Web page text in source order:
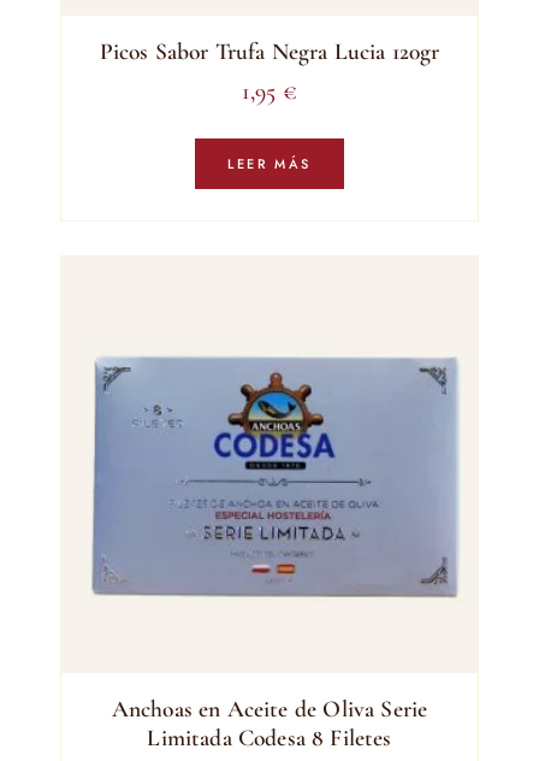
Picos Sabor Trufa Negra Lucia 120gr
1,95 €
LEER MÁS
Anchoas en Aceite de Oliva Serie
Limitada Codesa 8 Filetes